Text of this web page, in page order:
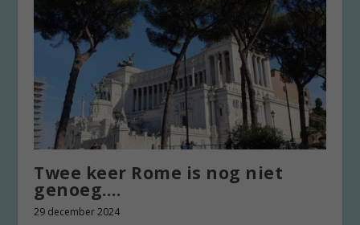
Twee keer Rome is nog niet
genoeg….
29 december 2024